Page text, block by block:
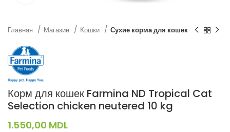
Главная Магазин Кошки Сухие корма для кошек
Корм для кошек Farmina ND Tropical Cat
Selection chicken neutered 10 kg
1.550,00 MDL